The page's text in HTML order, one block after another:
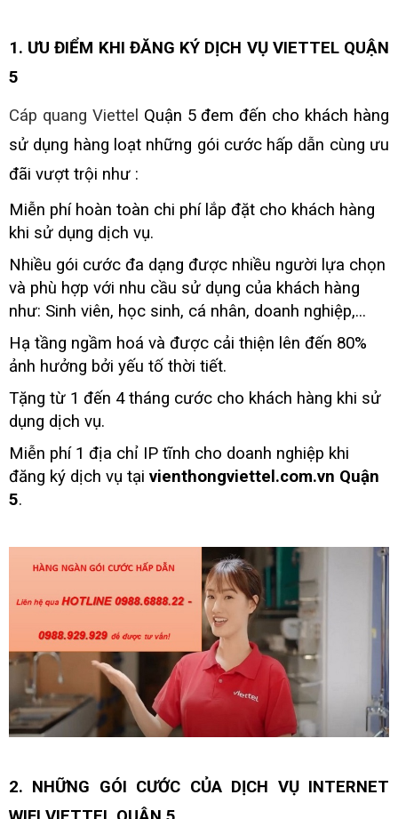
1. ƯU ĐIỂM KHI ĐĂNG KÝ DỊCH VỤ VIETTEL QUẬN
5
Cáp quang Viettel Quận 5đem đến cho khách hàng
sử dụng hàng loạt những gói cước hấp dẫn cùng ưu
đãi vượt trội như :
Miễn phí hoàn toàn chi phí lắp đặt cho khách hàng
khi sử dụng dịch vụ.
Nhiều gói cước đa dạng được nhiều người lựa chọn
và phù hợp với nhu cầu sử dụng của khách hàng
như: Sinh viên, học sinh, cá nhân, doanh nghiệp,...
Hạ tầng ngầm hoá và được cải thiện lên đến 80%
ảnh hưởng bởi yếu tố thời tiết.
Tặng từ 1 đến 4 tháng cước cho khách hàng khi sử
dụng dịch vụ.
Miễn phí 1 địa chỉ IP tĩnh cho doanh nghiệp khi
đăng ký dịch vụ tại vienthongviettel.com.vn Quận
5.
2. NHỮNG GÓI CƯỚC CỦA DỊCH VỤ INTERNET